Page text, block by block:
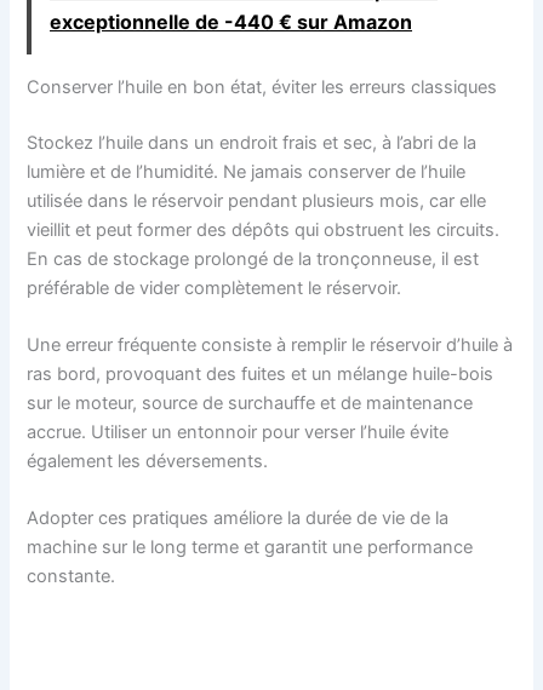
exceptionnelle de -440 € sur Amazon
Conserver l’huile en bon état, éviter les erreurs classiques
Stockez l’huile dans un endroit frais et sec, à l’abri de la
lumière et de l’humidité. Ne jamais conserver de l’huile
utilisée dans le réservoir pendant plusieurs mois, car elle
vieillit et peut former des dépôts qui obstruent les circuits.
En cas de stockage prolongé de la tronçonneuse, il est
préférable de vider complètement le réservoir.
Une erreur fréquente consiste à remplir le réservoir d’huile à
ras bord, provoquant des fuites et un mélange huile-bois
sur le moteur, source de surchauffe et de maintenance
accrue. Utiliser un entonnoir pour verser l’huile évite
également les déversements.
Adopter ces pratiques améliore la durée de vie de la
machine sur le long terme et garantit une performance
constante.